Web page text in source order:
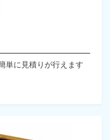
単に見積りが行えます